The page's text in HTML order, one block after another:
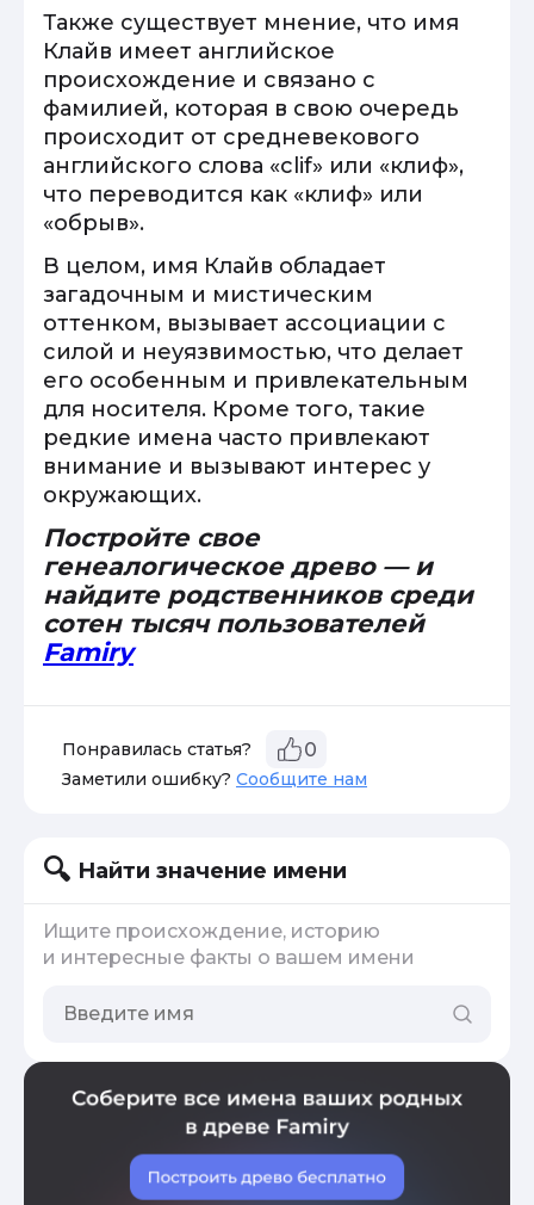
Также существует мнение, что имя
Клайв имеет английское
происхождение и связано с
фамилией, которая в свою очередь
происходит от средневекового
английского слова «clif» или «клиф»,
что переводится как «клиф» или
«обрыв».
В целом, имя Клайв обладает
загадочным и мистическим
оттенком, вызывает ассоциации с
силой и неуязвимостью, что делает
его особенным и привлекательным
для носителя. Кроме того, такие
редкие имена часто привлекают
внимание и вызывают интерес у
окружающих.
Постройте свое
генеалогическое древо — и
найдите родственников среди
сотен тысяч пользователей
Famiry
Понравилась статья? 0
Заметили ошибку? Сообщите нам
Найти значение имени
Ищите происхождение, историю
и интересные факты о вашем имени